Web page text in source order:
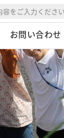
お問い合わせ